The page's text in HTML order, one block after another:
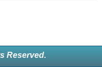
Reserved.